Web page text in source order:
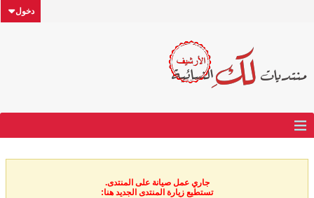
دخول
جاري عمل صيانة على المنتدى.
تستطيع زيارة المنتدى الجديد هنا: